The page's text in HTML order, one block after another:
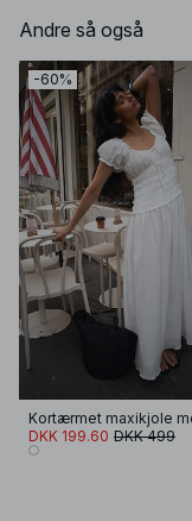
Andre så også
-60%
DKK 199.60 DKK 499